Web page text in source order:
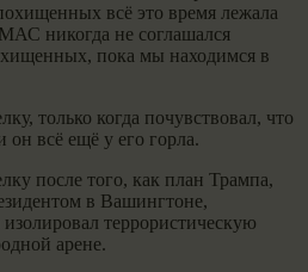
всё это время лежала
никогда не соглашался
пока мы находимся в
только когда почувствовал, что
он всё ещё у его горла.
после того, как план Трампа,
в Вашингтоне,
террористическую
арене.